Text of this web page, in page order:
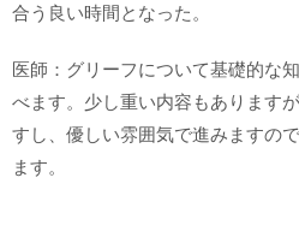
合う良い時間となった。
医師：グリーフについて基礎的な
べます。少し重い内容もあります
すし、優しい雰囲気で進みますの
ます。